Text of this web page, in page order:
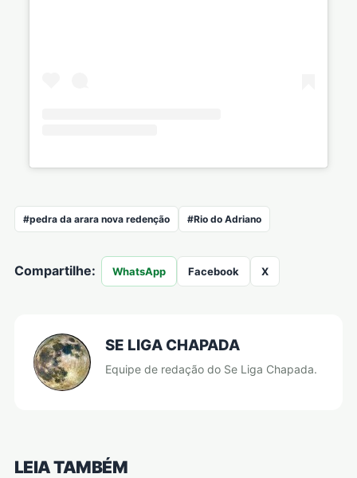
#pedra da arara nova redenção #Rio do Adriano
Compartilhe: WhatsApp Facebook X
SE LIGA CHAPADA
Equipe de redação do Se Liga Chapada.
LEIA TAMBÉM